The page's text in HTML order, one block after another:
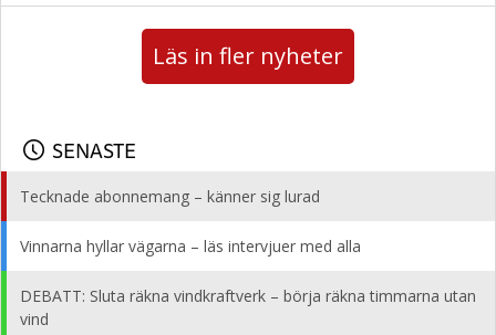
Läs in fler nyheter
SENASTE
Tecknade abonnemang – känner sig lurad
Vinnarna hyllar vägarna – läs intervjuer med alla
DEBATT: Sluta räkna vindkraftverk – börja räkna timmarna utan
vind